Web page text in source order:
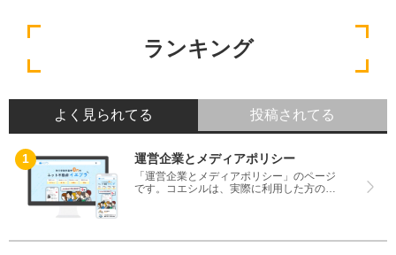
ランキング
よく見られてる 投稿されてる
運営企業とメディアポリシー
「運営企業とメディアポリシー」のページ
です。コエシルは、実際に利用した方の口
なく、悪い口コミもしっかり掲載している